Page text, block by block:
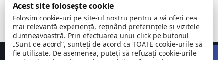
vineri
08:00 -
14:00
Acest site folosește cookie
Folosim cookie-uri pe site-ul nostru pentru a vă oferi cea
mai relevantă experiență, reținând preferințele și vizitele
dumneavoastră. Prin efectuarea unui click pe butonul
„Sunt de acord”, sunteți de acord ca TOATE cookie-urile să
fie utilizate. De asemenea, puteți să refuzați cookie-urile